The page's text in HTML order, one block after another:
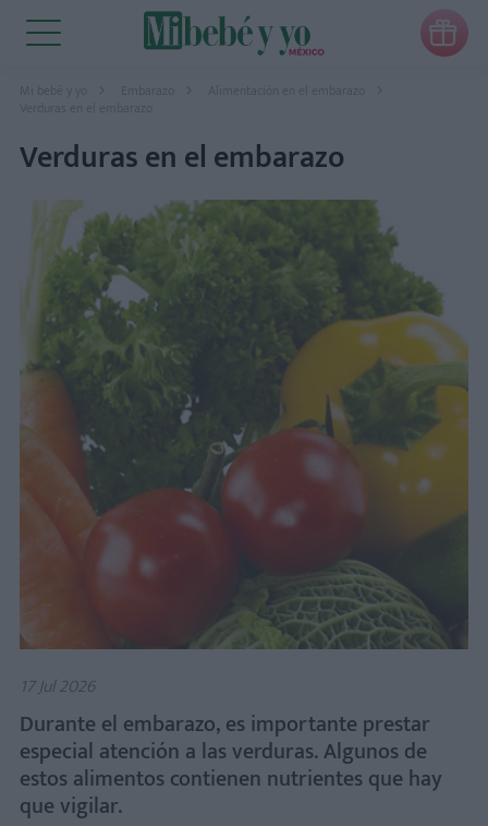

Mi bebé y yo Embarazo
Alimentación en el embarazo
Verduras en el embarazo
17 Jul 2026
Durante el embarazo, es importante prestar
especial atención a las verduras. Algunos de
estos alimentos contienen nutrientes que hay
que vigilar.